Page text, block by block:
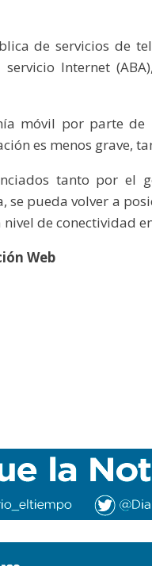
de servicios de
Internet
móvil por parte de
es menos grave,
tanto por el
pueda volver a
de conectividad
Web